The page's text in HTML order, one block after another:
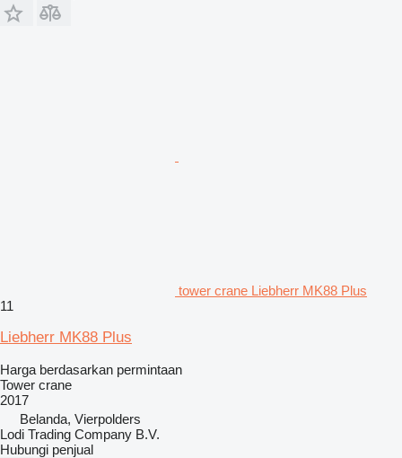
tower crane Liebherr MK88 Plus
11
Liebherr MK88 Plus
Harga berdasarkan permintaan
Tower crane
2017
Belanda, Vierpolders
Lodi Trading Company B.V.
Hubungi penjual